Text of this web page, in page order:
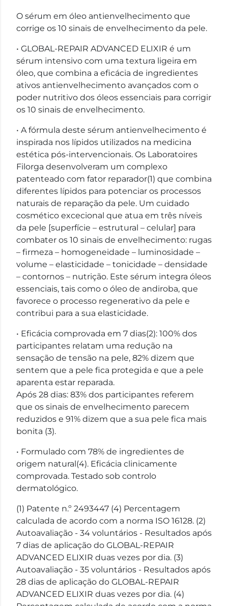
O sérum em óleo antienvelhecimento que
corrige os 10 sinais de envelhecimento da pele.
• GLOBAL-REPAIR ADVANCED ELIXIR é um
sérum intensivo com uma textura ligeira em
óleo, que combina a eficácia de ingredientes
ativos antienvelhecimento avançados com o
poder nutritivo dos óleos essenciais para corrigir
os 10 sinais de envelhecimento.
• A fórmula deste sérum antienvelhecimento é
inspirada nos lípidos utilizados na medicina
estética pós-intervencionais. Os Laboratoires
Filorga desenvolveram um complexo
patenteado com fator reparador(1) que combina
diferentes lípidos para potenciar os processos
naturais de reparação da pele. Um cuidado
cosmético excecional que atua em três níveis
da pele [superfície – estrutural – celular] para
combater os 10 sinais de envelhecimento: rugas
– firmeza – homogeneidade – luminosidade –
volume – elasticidade – tonicidade – densidade
– contornos – nutrição. Este sérum integra óleos
essenciais, tais como o óleo de andiroba, que
favorece o processo regenerativo da pele e
contribui para a sua elasticidade.
• Eficácia comprovada em 7 dias(2): 100% dos
participantes relatam uma redução na
sensação de tensão na pele, 82% dizem que
sentem que a pele fica protegida e que a pele
aparenta estar reparada.
Após 28 dias: 83% dos participantes referem
que os sinais de envelhecimento parecem
reduzidos e 91% dizem que a sua pele fica mais
bonita (3).
• Formulado com 78% de ingredientes de
origem natural(4). Eficácia clinicamente
comprovada. Testado sob controlo
dermatológico.
(1) Patente n.º 2493447 (4) Percentagem
calculada de acordo com a norma ISO 16128. (2)
Autoavaliação - 34 voluntários - Resultados após
7 dias de aplicação do GLOBAL-REPAIR
ADVANCED ELIXIR duas vezes por dia. (3)
Autoavaliação - 35 voluntários - Resultados após
28 dias de aplicação do GLOBAL-REPAIR
ADVANCED ELIXIR duas vezes por dia. (4)